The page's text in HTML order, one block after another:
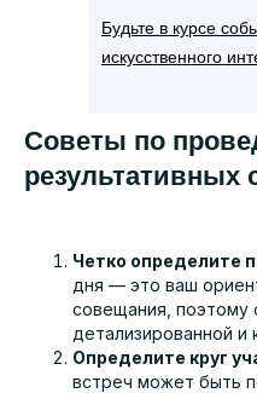
Будьте в курсе
искусственного
Советы по
результативных
Четко определите
дня — это ваш
совещания, поэтому
детализированной и
Определите круг
встреч может быть